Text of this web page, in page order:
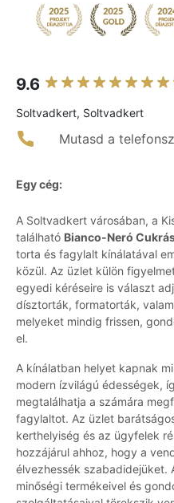
9.6
Soltvadkert, Soltvadkert
Mutasd a
Egy cég:
A Soltvadkert városában, a
található Bianco-Neró
torta és fagylalt kínálatával
közül. Az üzlet külön
egyedi kéréseire is választ
dísztorták, formatorták,
melyeket mindig frissen,
el.
A kínálatban helyet kapnak
modern ízvilágú édességek,
megtalálhatja a számára
fagylaltot. Az üzlet
kerthelyiség és az ügyfelek
hozzájárul ahhoz, hogy a
élvezhessék szabadidejüket.
minőségi termékeivel és